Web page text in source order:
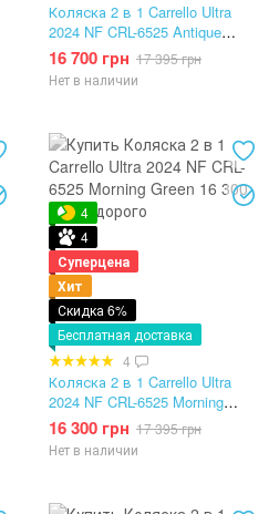
Коляска 2 в 1 Carrello Ultra
2024 NF CRL-6525 Antique
Beige
16 700 грн 17 395 грн
Нет в наличии
4
4
Суперцена
Хит
Скидка 6%
Бесплатная доставка
4
Коляска 2 в 1 Carrello Ultra
2024 NF CRL-6525 Morning
Green
16 300 грн 17 395 грн
Нет в наличии